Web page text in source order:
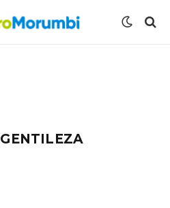
GENTILEZA